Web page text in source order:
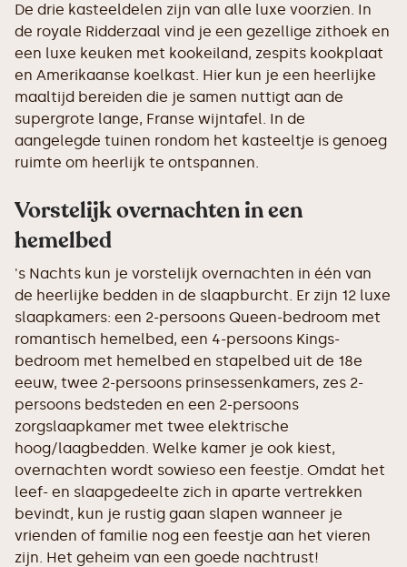
De drie kasteeldelen zijn van alle luxe voorzien. In
de royale Ridderzaal vind je een gezellige zithoek en
een luxe keuken met kookeiland, zespits kookplaat
en Amerikaanse koelkast. Hier kun je een heerlijke
maaltijd bereiden die je samen nuttigt aan de
supergrote lange, Franse wijntafel. In de
aangelegde tuinen rondom het kasteeltje is genoeg
ruimte om heerlijk te ontspannen.
Vorstelijk overnachten in een
hemelbed
's Nachts kun je vorstelijk overnachten in één van
de heerlijke bedden in de slaapburcht. Er zijn 12 luxe
slaapkamers: een 2-persoons Queen-bedroom met
romantisch hemelbed, een 4-persoons Kings-
bedroom met hemelbed en stapelbed uit de 18e
eeuw, twee 2-persoons prinsessenkamers, zes 2-
persoons bedsteden en een 2-persoons
zorgslaapkamer met twee elektrische
hoog/laagbedden. Welke kamer je ook kiest,
overnachten wordt sowieso een feestje. Omdat het
leef- en slaapgedeelte zich in aparte vertrekken
bevindt, kun je rustig gaan slapen wanneer je
vrienden of familie nog een feestje aan het vieren
zijn. Het geheim van een goede nachtrust!